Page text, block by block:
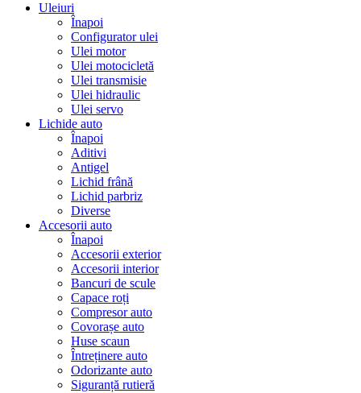
Uleiuri
Înapoi
Configurator ulei
Ulei motor
Ulei motocicletă
Ulei transmisie
Ulei hidraulic
Ulei servo
Lichide auto
Înapoi
Aditivi
Antigel
Lichid frână
Lichid parbriz
Diverse
Accesorii auto
Înapoi
Accesorii exterior
Accesorii interior
Bancuri de scule
Capace roți
Compresor auto
Covorașe auto
Huse scaun
Întreținere auto
Odorizante auto
Siguranță rutieră